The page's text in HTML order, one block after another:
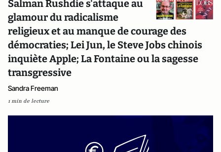
Salman Rushdie s'attaque au
glamour du radicalisme
religieux et au manque de courage des
démocraties; Lei Jun, le Steve Jobs chinois
inquiète Apple; La Fontaine ou la sagesse
transgressive
Sandra Freeman
1 min de lecture